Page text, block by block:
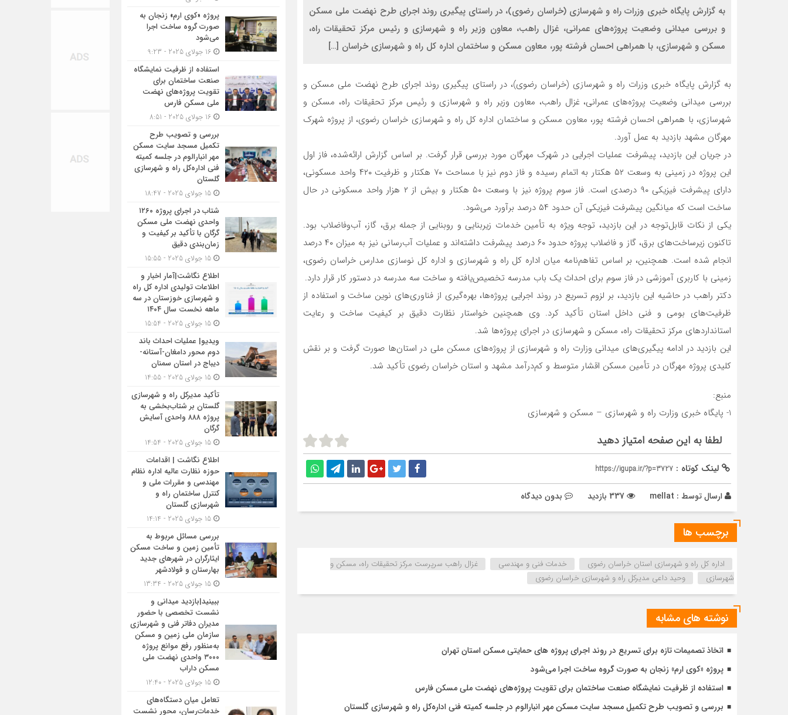
به گزارش پایگاه خبری وزرات راه و شهرسازی (خراسان رضوی)، در راستای پیگیری روند اجرای طرح نهضت ملی مسکن
و بررسی میدانی وضعیت پروژه‌های عمرانی، غزال راهب، معاون وزیر راه و شهرسازی و رئیس مرکز تحقیقات راه،
مسکن و شهرسازی، با همراهی احسان فرشته پور، معاون مسکن و ساختمان اداره کل راه و شهرسازی خراسان […]
به گزارش پایگاه خبری وزرات راه و شهرسازی (خراسان رضوی)، در راستای پیگیری روند اجرای طرح نهضت ملی مسکن و
بررسی میدانی وضعیت پروژه‌های عمرانی، غزال راهب، معاون وزیر راه و شهرسازی و رئیس مرکز تحقیقات راه، مسکن و
شهرسازی، با همراهی احسان فرشته پور، معاون مسکن و ساختمان اداره کل راه و شهرسازی خراسان رضوی، از پروژه شهرک
مهرگان مشهد بازدید به عمل آورد.
در جریان این بازدید، پیشرفت عملیات اجرایی در شهرک مهرگان مورد بررسی قرار گرفت. بر اساس گزارش ارائه‌شده، فاز اول
این پروژه در زمینی به وسعت ۵۲ هکتار به اتمام رسیده و فاز دوم نیز با مساحت ۷۰ هکتار و ظرفیت ۴۲۰ واحد مسکونی،
دارای پیشرفت فیزیکی ۹۰ درصدی است. فاز سوم پروژه نیز با وسعت ۵۰ هکتار و بیش از ۲ هزار واحد مسکونی در حال
ساخت است که میانگین پیشرفت فیزیکی آن حدود ۵۴ درصد برآورد می‌شود.
یکی از نکات قابل‌توجه در این بازدید، توجه ویژه به تأمین خدمات زیربنایی و روبنایی از جمله برق، گاز، آب‌وفاضلاب بود.
تاکنون زیرساخت‌های برق، گاز و فاضلاب پروژه حدود ۶۰ درصد پیشرفت داشته‌اند و عملیات آب‌رسانی نیز به میزان ۴۰ درصد
انجام شده است. همچنین، بر اساس تفاهم‌نامه میان اداره کل راه و شهرسازی و اداره کل نوسازی مدارس خراسان رضوی،
زمینی با کاربری آموزشی در فاز سوم برای احداث یک باب مدرسه تخصیص‌یافته و ساخت سه مدرسه در دستور کار قرار دارد.
دکتر راهب در حاشیه این بازدید، بر لزوم تسریع در روند اجرایی پروژه‌ها، بهره‌گیری از فناوری‌های نوین ساخت و استفاده از
ظرفیت‌های بومی و فنی داخل استان تأکید کرد. وی همچنین خواستار نظارت دقیق بر کیفیت ساخت و رعایت
استانداردهای مرکز تحقیقات راه، مسکن و شهرسازی در اجرای پروژه‌ها شد.
این بازدید در ادامه پیگیری‌های میدانی وزارت راه و شهرسازی از پروژه‌های مسکن ملی در استان‌ها صورت گرفت و بر نقش
کلیدی پروژه مهرگان در تأمین مسکن اقشار متوسط و کم‌درآمد مشهد و استان خراسان رضوی تأکید شد.
منبع:
1- پایگاه خبری وزارت راه و شهرسازی – مسکن و شهرسازی
لطفا به این صفحه امتیاز دهید
لینک کوتاه : https://igupa.ir/?p=3727
ارسال توسط : mellat بدون دیدگاه
برچسب ها
اداره كل راه و شهرسازي استان خراسان رضوي خدمات فنی و مهندسی
غزال راهب سرپرست مرکز تحقیقات راه، مسکن و
شهرسازی
وحید داعی مدیرکل راه و شهرسازی خراسان رضوی
نوشته های مشابه
اتخاذ تصمیمات تازه برای تسریع در روند اجرای پروژه های حمایتی مسکن استان تهران
پروژه «کوی ارم» زنجان به صورت گروه ساخت اجرا می‌شود
استفاده از ظرفیت نمایشگاه صنعت ساختمان برای تقویت پروژه‌های نهضت ملی مسکن فارس
بررسی و تصویب طرح تکمیل مسجد سایت مسکن مهر انبارالوم در جلسه کمیته فنی اداره‌کل راه و شهرسازی گلستان
پروژه «کوی ارم» زنجان به
صورت گروه ساخت اجرا
می‌شود
استفاده از ظرفیت نمایشگاه
صنعت ساختمان برای
تقویت پروژه‌های نهضت
ملی مسکن فارس
بررسی و تصویب طرح
تکمیل مسجد سایت مسکن
مهر انبارالوم در جلسه کمیته
فنی اداره‌کل راه و شهرسازی
گلستان
شتاب در اجرای پروژه ۱۲۶۰
واحدی نهضت ملی مسکن
گرگان با تأکید بر کیفیت و
زمان‌بندی دقیق
اطلاع نگاشت|آمار اخبار و
اطلاعات تولیدی اداره کل راه
و شهرسازی خوزستان در سه
ماهه نخست سال ۱۴۰۴
ویدیو| عملیات احداث باند
دوم محور دامغان-آستانه-
دیباج در استان سمنان
تأکید مدیرکل راه و شهرسازی
گلستان بر شتاب‌بخشی به
پروژه ۸۸۸ واحدی آسایش
گرگان
اطلاع نگاشت | اقدامات
حوزه نظارت عالیه اداره نظام
مهندسی و مقررات ملی و
کنترل ساختمان راه و
شهرسازی گلستان
بررسی مسائل مربوط به
تأمین زمین و ساخت مسکن
ایثارگران در شهرهای جدید
بهارستان و فولادشهر
ببینید|بازدید میدانی و
نشست تخصصی با حضور
مدیران دفاتر فنی و شهرسازی
سازمان ملی زمین و مسکن
به‌منظور رفع موانع پروژه
۳۰۰۰ واحدی نهضت ملی
مسکن داراب
تعامل میان دستگاه‌های
خدمات‌رسان، محور نشست